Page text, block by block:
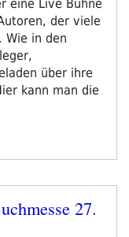
eine Live Bühne
der viele
Wie in den
über ihre
kann man die
27.